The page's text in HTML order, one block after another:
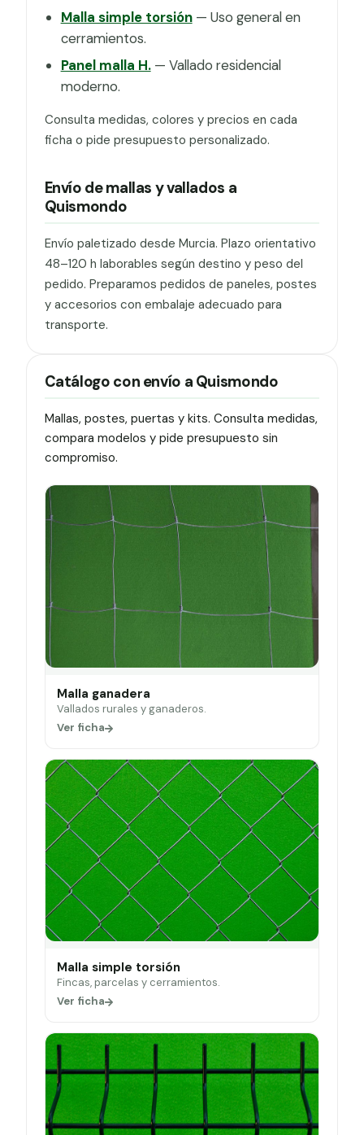
Malla simple torsión— Uso general en
cerramientos.
Panel malla H.— Vallado residencial
moderno.
Consulta medidas, colores y precios en cada
ficha o pide presupuesto personalizado.
Envío de mallas y vallados a
Quismondo
Envío paletizado desde Murcia. Plazo orientativo
48–120 h laborables según destino y peso del
pedido. Preparamos pedidos de paneles, postes
y accesorios con embalaje adecuado para
transporte.
Catálogo con envío a Quismondo
Mallas, postes, puertas y kits. Consulta medidas,
compara modelos y pide presupuesto sin
compromiso.
Malla ganadera
Vallados rurales y ganaderos.
Ver ficha
Malla simple torsión
Fincas, parcelas y cerramientos.
Ver ficha